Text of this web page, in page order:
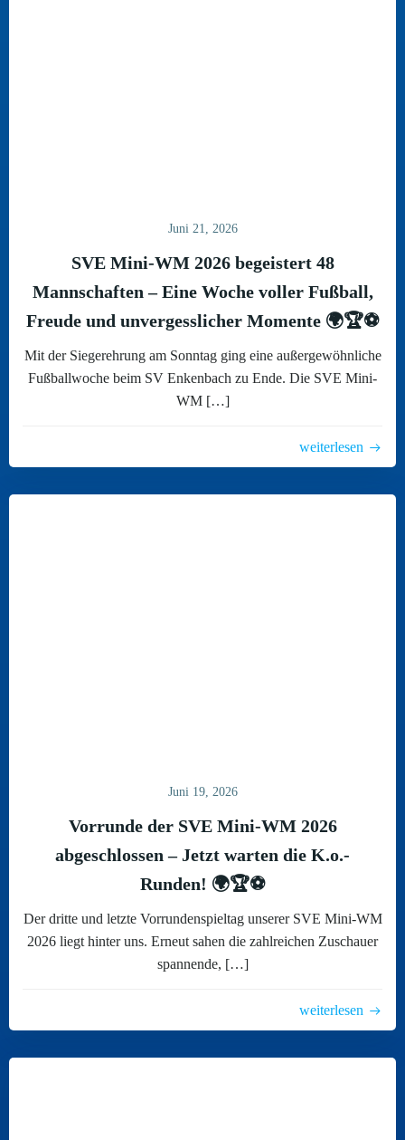
Juni 21, 2026
SVE Mini-WM 2026 begeistert 48
Mannschaften – Eine Woche voller Fußball,
Freude und unvergesslicher Momente 🌍🏆⚽
Mit der Siegerehrung am Sonntag ging eine außergewöhnliche
Fußballwoche beim SV Enkenbach zu Ende. Die SVE Mini-
WM […]
weiterlesen
Juni 19, 2026
Vorrunde der SVE Mini-WM 2026
abgeschlossen – Jetzt warten die K.o.-
Runden! 🌍🏆⚽
Der dritte und letzte Vorrundenspieltag unserer SVE Mini-WM
2026 liegt hinter uns. Erneut sahen die zahlreichen Zuschauer
spannende, […]
weiterlesen